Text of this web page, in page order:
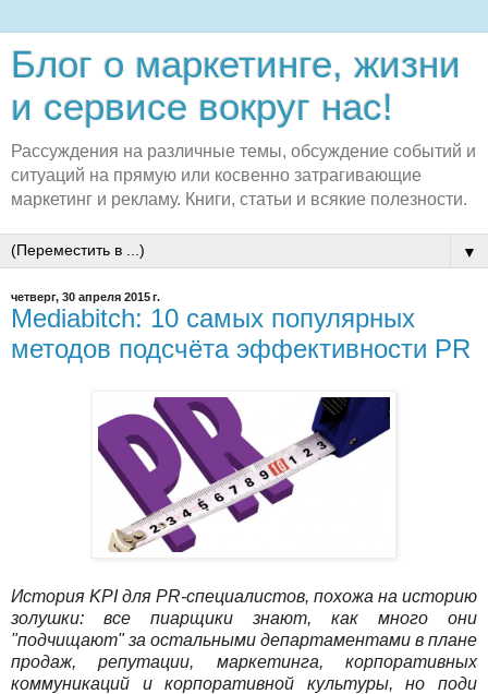
Блог о маркетинге, жизни
и сервисе вокруг нас!
Рассуждения на различные темы, обсуждение событий и
ситуаций на прямую или косвенно затрагивающие
маркетинг и рекламу. Книги, статьи и всякие полезности.
▼
четверг, 30 апреля 2015 г.
Mediabitch: 10 самых популярных
методов подсчёта эффективности PR
История KPI для PR-специалистов, похожа на историю
золушки: все пиарщики знают, как много они
"подчищают" за остальными департаментами в плане
продаж, репутации, маркетинга, корпоративных
коммуникаций и корпоративной культуры, но поди